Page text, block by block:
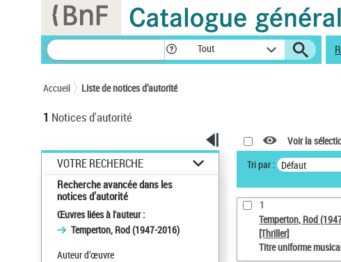
Tout
Accueil Liste de notices d’autorité
1 Notices d'autorité
VOTRE RECHERCHE
Recherche avancée dans les
notices d’autorité
Œuvres liées à l'auteur :
Temperton, Rod (1947-2016)
Auteur d’œuvre
Voir la
Tri par : Défaut
1
Temperton, Rod
[Thriller]
Titre uniforme
Panneau de gestion des cookies